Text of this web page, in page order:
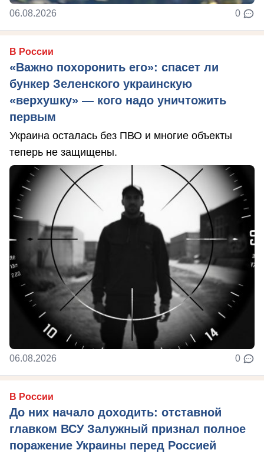
06.08.2026 0
В России
«Важно похоронить его»: спасет ли
бункер Зеленского украинскую
«верхушку» — кого надо уничтожить
первым
Украина осталась без ПВО и многие объекты
теперь не защищены.
06.08.2026 0
В России
До них начало доходить: отставной
главком ВСУ Залужный признал полное
поражение Украины перед Россией